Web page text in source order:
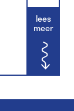
lees
meer